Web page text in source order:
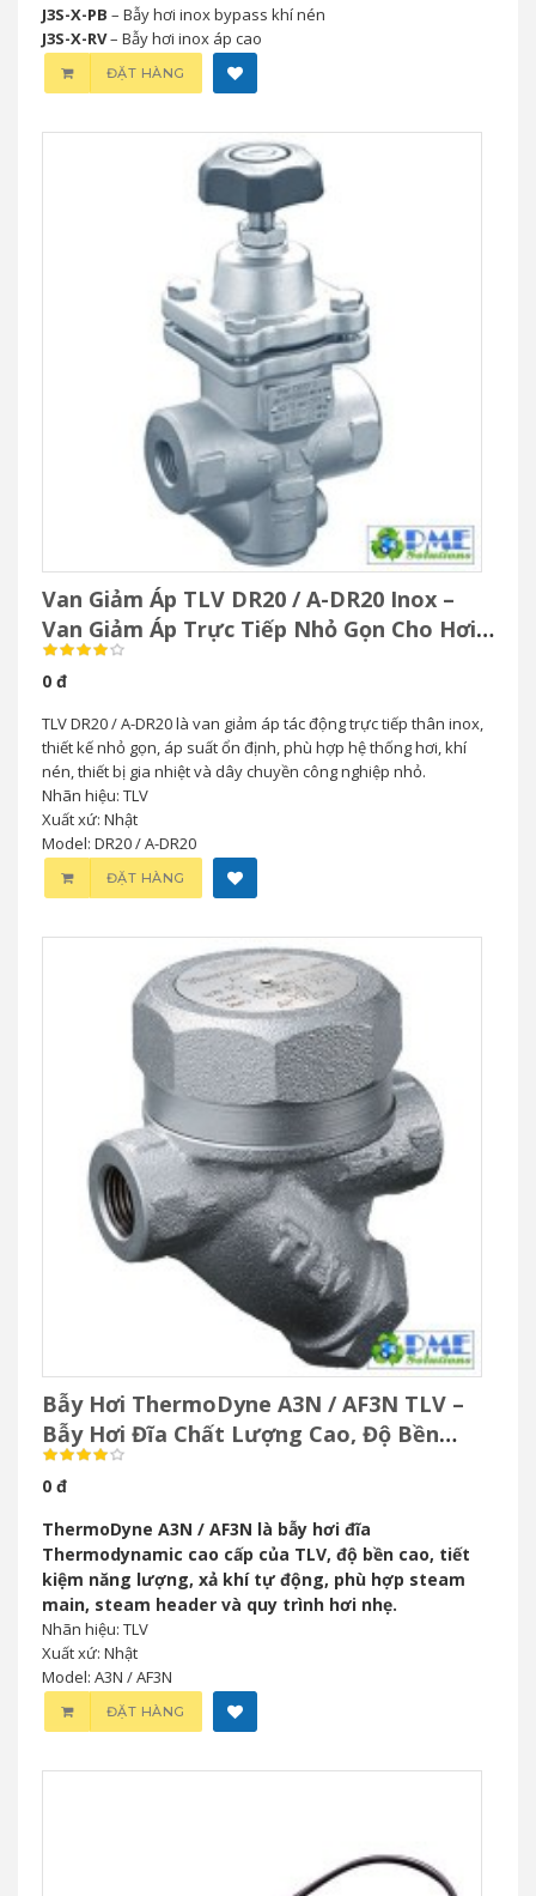
J3S-X-PB – Bẫy hơi inox bypass khí nén
J3S-X-RV– Bẫy hơi inox áp cao
ĐẶT HÀNG
Van Giảm Áp TLV DR20 / A-DR20 Inox –
Van Giảm Áp Trực Tiếp Nhỏ Gọn Cho Hơi
& Khí Nén
0 đ
TLV DR20 / A-DR20 là van giảm áp tác động trực tiếp thân inox,
thiết kế nhỏ gọn, áp suất ổn định, phù hợp hệ thống hơi, khí
nén, thiết bị gia nhiệt và dây chuyền công nghiệp nhỏ.
Nhãn hiệu: TLV
Xuất xứ: Nhật
Model: DR20 / A-DR20
ĐẶT HÀNG
Bẫy Hơi ThermoDyne A3N / AF3N TLV –
Bẫy Hơi Đĩa Chất Lượng Cao, Độ Bền
Vượt Trội
0 đ
ThermoDyne A3N / AF3N là bẫy hơi đĩa
Thermodynamic cao cấp của TLV, độ bền cao, tiết
kiệm năng lượng, xả khí tự động, phù hợp steam
main, steam header và quy trình hơi nhẹ.
Nhãn hiệu: TLV
Xuất xứ: Nhật
Model: A3N / AF3N
ĐẶT HÀNG